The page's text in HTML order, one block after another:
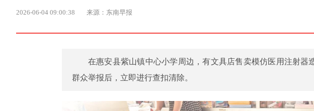
2026-06-04 09:00:38 来源：东南早报
在惠安县紫山镇中心小学周边，有文具店售卖模仿医用注射器
群众举报后，立即进行查扣清除。